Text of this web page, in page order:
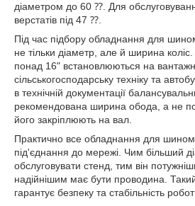
діаметром до 60 ⁇. Для
верстатів під 47 ⁇.
Під час підбору обладнання для
не тільки діаметр, але й ширина
понад 16" встановлюються на
сільськогосподарську техніку та
в технічній документації
рекомендована ширина обода, а не
його закріплюють на вал.
Практично все обладнання для
під'єднання до мережі. Чим більший
обслуговувати стенд, тим він
надійнішим має бути проводина.
гарантує безпеку та стабільність